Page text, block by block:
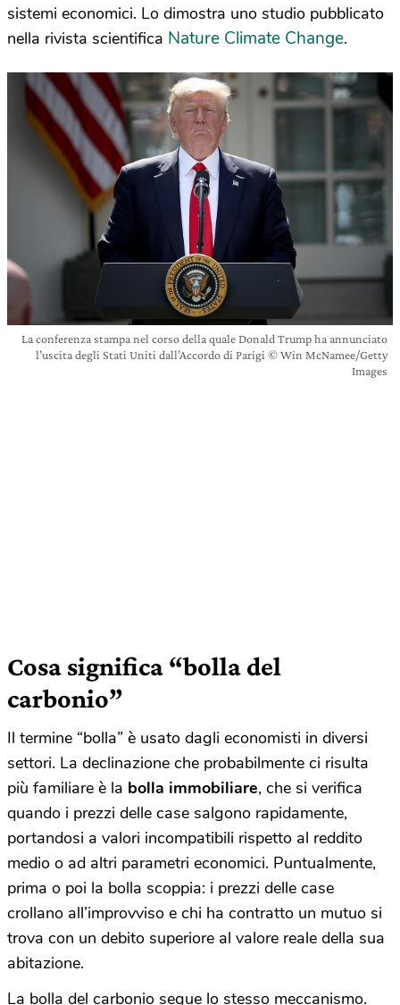
sistemi economici. Lo dimostra uno studio pubblicato
nella rivista scientifica Nature Climate Change.
La conferenza stampa nel corso della quale Donald Trump ha annunciato
l’uscita degli Stati Uniti dall’Accordo di Parigi © Win McNamee/Getty
Images
Cosa significa “bolla del
carbonio”
Il termine “bolla” è usato dagli economisti in diversi
settori. La declinazione che probabilmente ci risulta
più familiare è la bolla immobiliare, che si verifica
quando i prezzi delle case salgono rapidamente,
portandosi a valori incompatibili rispetto al reddito
medio o ad altri parametri economici. Puntualmente,
prima o poi la bolla scoppia: i prezzi delle case
crollano all’improvviso e chi ha contratto un mutuo si
trova con un debito superiore al valore reale della sua
abitazione.
La bolla del carbonio segue lo stesso meccanismo.